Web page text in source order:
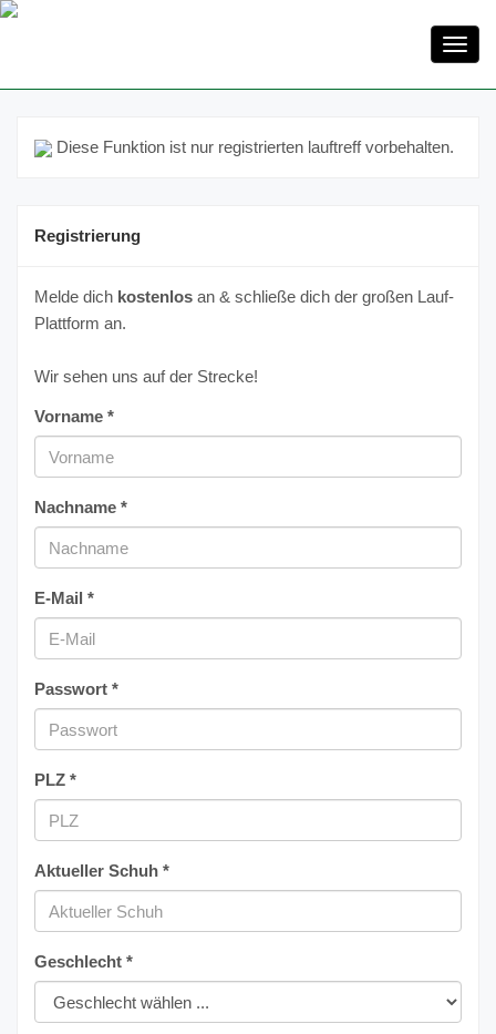
Diese Funktion ist nur registrierten lauftreff vorbehalten.
Registrierung
Melde dich kostenlos an & schließe dich der großen Lauf-
Plattform an.
Wir sehen uns auf der Strecke!
Vorname *
Nachname *
E-Mail *
Passwort *
PLZ *
Aktueller Schuh *
Geschlecht *